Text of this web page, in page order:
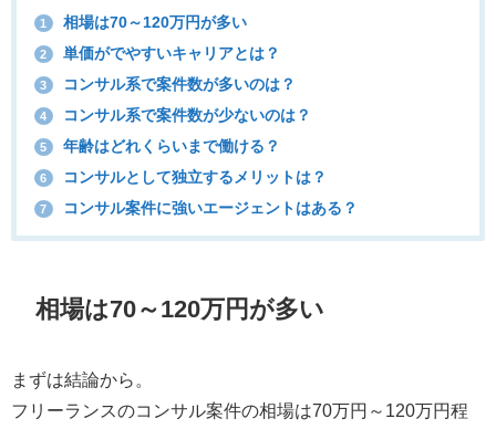
1 相場は70～120万円が多い
2 単価がでやすいキャリアとは？
3 コンサル系で案件数が多いのは？
4 コンサル系で案件数が少ないのは？
5 年齢はどれくらいまで働ける？
6 コンサルとして独立するメリットは？
7 コンサル案件に強いエージェントはある？
相場は70～120万円が多い
まずは結論から。
フリーランスのコンサル案件の相場は70万円～120万円程